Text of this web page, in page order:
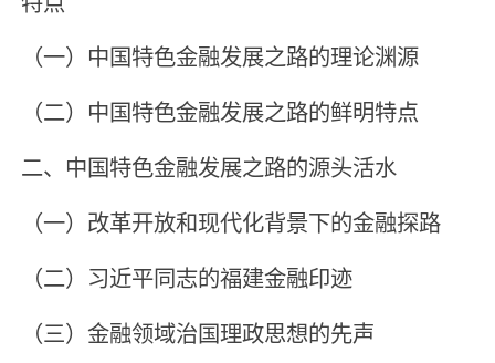
（一）中国特色金融发展之路的理论渊源
（二）中国特色金融发展之路的鲜明特点
二、中国特色金融发展之路的源头活水
（一）改革开放和现代化背景下的金融探路
（二）习近平同志的福建金融印迹
（三）金融领域治国理政思想的先声